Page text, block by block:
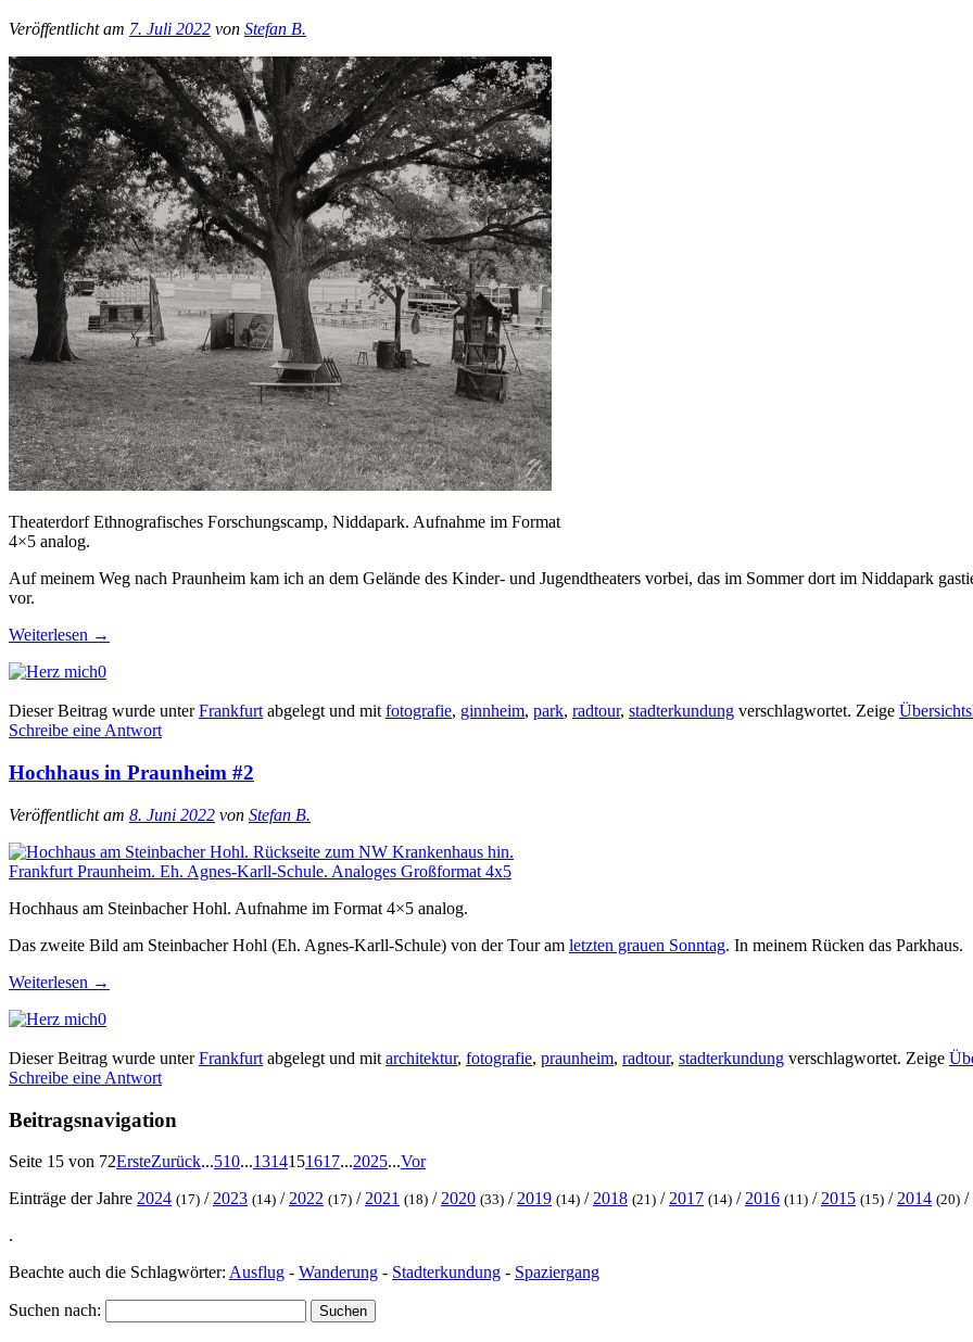
Veröffentlicht am 7. Juli 2022 von Stefan B.
Theaterdorf Ethnografisches Forschungscamp, Niddapark. Aufnahme im Format
4×5 analog.
Auf meinem Weg nach Praunheim kam ich an dem Gelände des Kinder- und Jugendtheaters vorbei, das im Sommer dort im Niddapark
vor.
Weiterlesen →
0
Dieser Beitrag wurde unterFrankfurtabgelegt und mitfotografie, ginnheim, park, radtour, stadterkundung verschlagwortet. Zeige
Schreibe eine Antwort
Hochhaus in Praunheim #2
Veröffentlicht am 8. Juni 2022 von Stefan B.
Hochhaus am Steinbacher Hohl. Aufnahme im Format 4×5 analog.
Das zweite Bild am Steinbacher Hohl (Eh. Agnes-Karll-Schule) von der Tour am letzten grauen Sonntag. In meinem Rücken das Parkhaus.
Weiterlesen →
0
Dieser Beitrag wurde unterFrankfurt abgelegt und mit architektur, fotografie, praunheim, radtour, stadterkundung verschlagwortet. Zeige
Schreibe eine Antwort
Beitragsnavigation
Seite 15 von 72ErsteZurück...510...1314151617...2025...Vor
Einträge der Jahre 2024 (17) / 2023 (14) / 2022 (17) / 2021 (18) / 2020 (33) / 2019 (14) / 2018 (21) / 2017 (14) / 2016 (11) / 2015 (15) / 2014 (20) /
.
Beachte auch die Schlagwörter: Ausflug - Wanderung - Stadterkundung - Spaziergang
Suchen nach: